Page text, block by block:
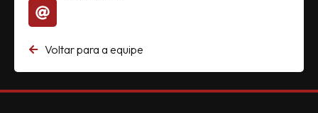
Voltar para a equipe